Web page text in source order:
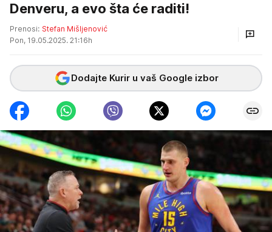
Denveru, a evo šta će raditi!
Prenosi: Stefan Mišljenović
Pon, 19.05.2025. 21:16h
Dodajte Kurir u vaš Google izbor